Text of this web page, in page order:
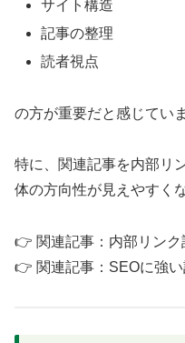
サイト構造
記事の整理
読者視点
の方が重要だと感じていま
特に、関連記事を内部リ
体の方向性が見えやすく
👉 関連記事：内部リンク
👉 関連記事：SEOに強い